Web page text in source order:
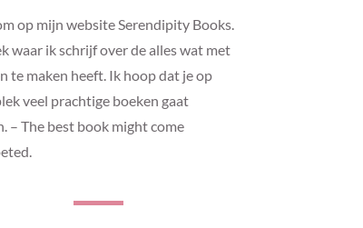
op mijn website Serendipity Books.
waar ik schrijf over de alles wat met
te maken heeft. Ik hoop dat je op
veel prachtige boeken gaat
– The best book might come